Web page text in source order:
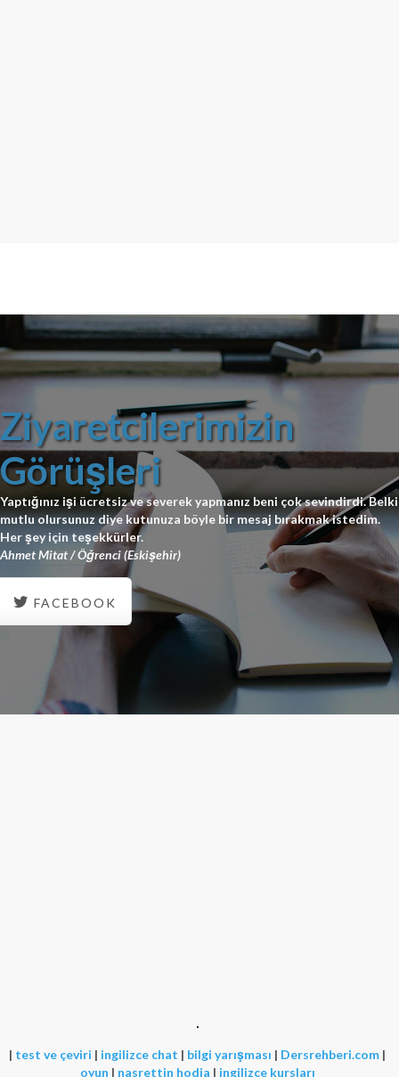
Ziyaretcilerimizin
Görüşleri
Yaptığınız işi ücretsiz ve severek yapmanız beni çok sevindirdi. Belki
mutlu olursunuz diye kutunuza böyle bir mesaj bırakmak istedim.
Her şey için teşekkürler.
Ahmet Mitat / Öğrenci (Eskişehir)
FACEBOOK
| test ve çeviri | ingilizce chat | bilgi yarışması | Dersrehberi.com |
oyun | nasrettin hodja | ingilizce kursları